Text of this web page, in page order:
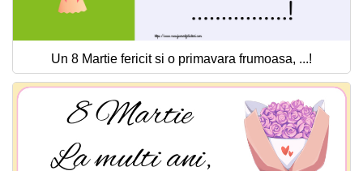
Un 8 Martie fericit si o primavara frumoasa, ...!